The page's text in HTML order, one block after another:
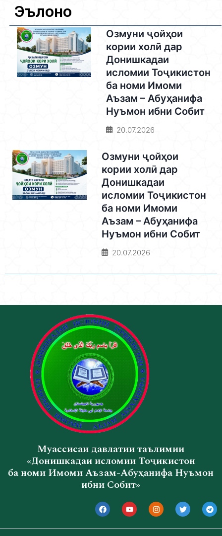
Эълонҳо
Озмуни ҷойҳои
кории холӣ дар
Донишкадаи
исломии Тоҷикистон
ба номи Имоми
Аъзам – Абуҳанифа
Нуъмон ибни Собит
20.07.2026
Озмуни ҷойҳои
кории холӣ дар
Донишкадаи
исломии Тоҷикистон
ба номи Имоми
Аъзам – Абуҳанифа
Нуъмон ибни Собит
20.07.2026
Муассисаи давлатии таълимии
«Донишкадаи исломии Тоҷикистон
ба номи Имоми Аъзам-Абуҳанифа Нуъмон
ибни Собит»